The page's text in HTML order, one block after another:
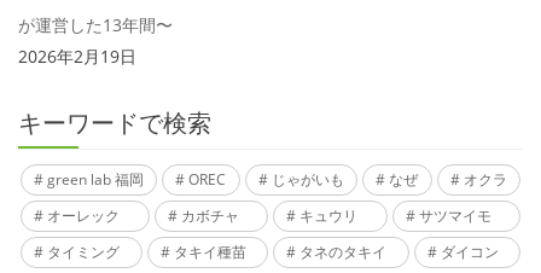
が運営した13年間〜
2026年2月19日
キーワードで検索
green lab 福岡 OREC じゃがいも なぜ
オクラ
オーレック
カボチャ キュウリ
サツマイモ
タイミング
タキイ種苗 タネのタキイ
ダイコン